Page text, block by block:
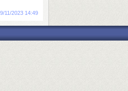
11/2023 14:49